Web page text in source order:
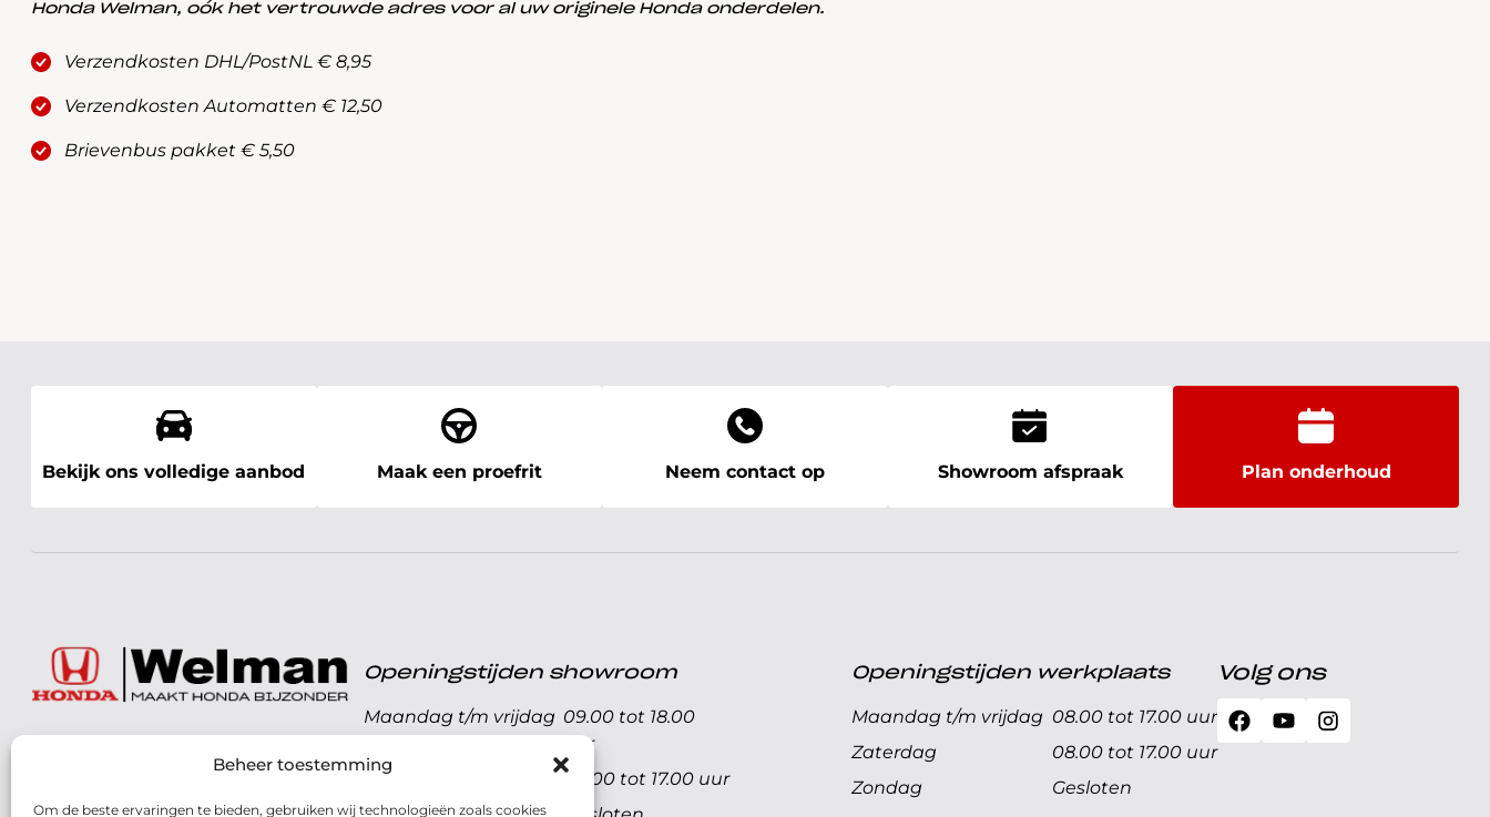
Beheer toestemming
Om de beste ervaringen te bieden, gebruiken wij technologieën zoals cookies
Honda Welman, oók het vertrouwde adres voor al uw originele Honda onderdelen.
Verzendkosten DHL/PostNL € 8,95
Verzendkosten Automatten € 12,50
Brievenbus pakket € 5,50
Bekijk ons volledige aanbod Maak een proefrit Neem contact op Showroom afspraak Plan onderhoud
072 - 57 16 9 40
Parelweg 3, 1812 RS
Openingstijden showroom
Maandag t/m vrijdag 09.00 tot 18.00
uur
Zaterdag
09.00 tot 17.00 uur
Openingstijden werkplaats
Maandag t/m vrijdag 08.00 tot 17.00 uur
Zaterdag
08.00 tot 17.00 uur
Zondag
Gesloten
Volg ons